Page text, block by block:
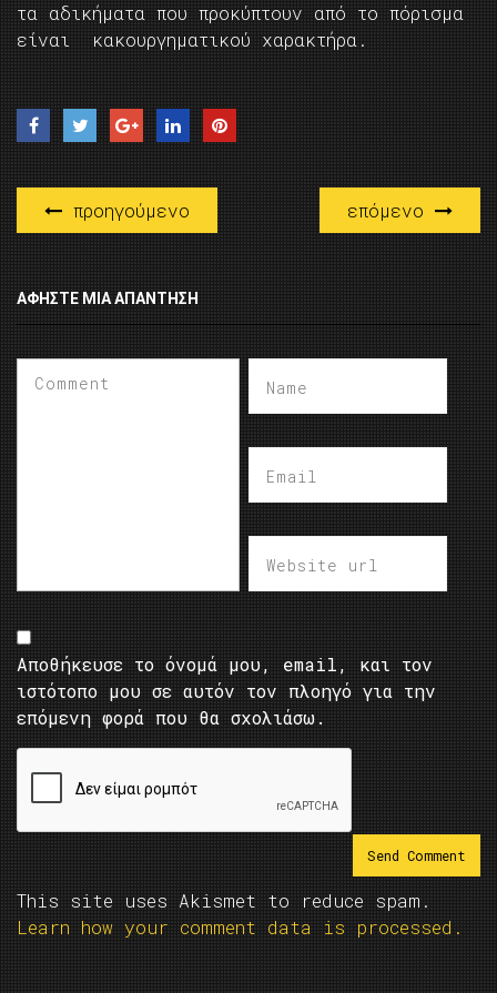
τα αδικήματα που προκύπτουν από το πόρισμα
είναι κακουργηματικού χαρακτήρα.
προηγούμενο επόμενο
ΑΦΉΣΤΕ ΜΙΑ ΑΠΆΝΤΗΣΗ
Αποθήκευσε το όνομά μου, email, και τον
ιστότοπο μου σε αυτόν τον πλοηγό για την
επόμενη φορά που θα σχολιάσω.
This site uses Akismet to reduce spam.
Learn how your comment data is processed.